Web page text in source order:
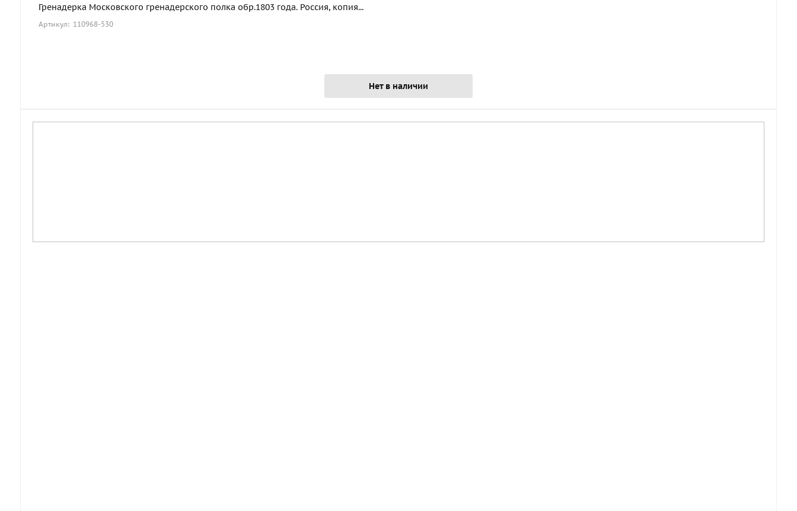
Гренадерка Московского гренадерского полка обр.1803 года. Россия, копия...
Артикул: 110968-530
Нет в наличии